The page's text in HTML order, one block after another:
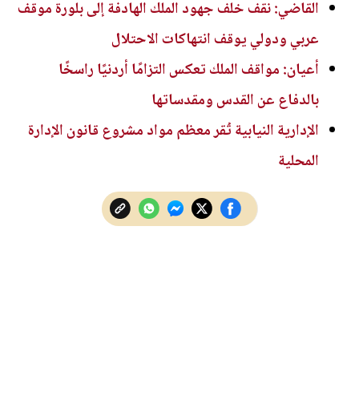
القاضي: نقف خلف جهود الملك الهادفة إلى بلورة موقف
عربي ودولي يوقف انتهاكات الاحتلال
أعيان: مواقف الملك تعكس التزامًا أردنيًا راسخًا
بالدفاع عن القدس ومقدساتها
الإدارية النيابية تُقر معظم مواد مشروع قانون الإدارة
المحلية